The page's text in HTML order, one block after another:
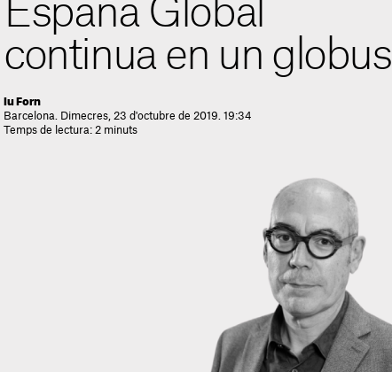
España Global
continua en un globus
Iu Forn
Barcelona. Dimecres, 23 d'octubre de 2019. 19:34
Temps de lectura: 2 minuts